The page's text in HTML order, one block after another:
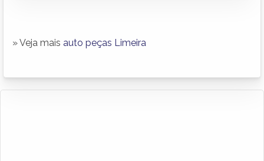
» Veja mais auto peças Limeira